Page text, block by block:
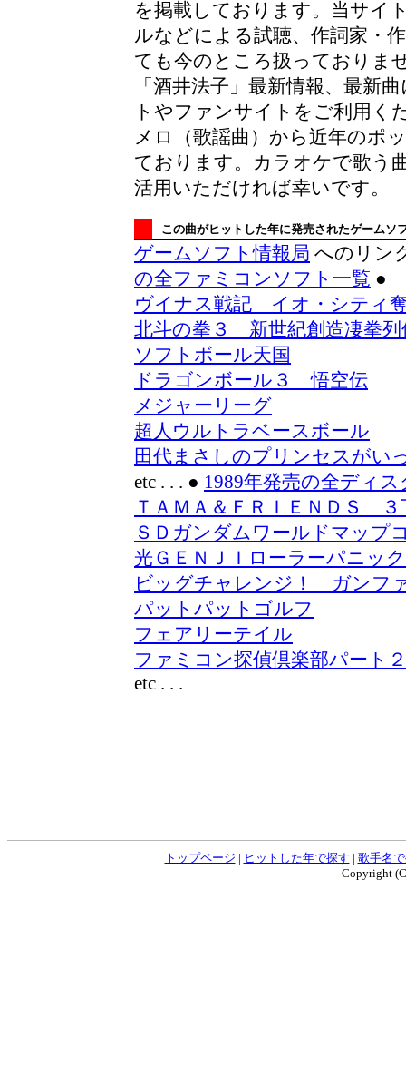
を掲載しております。当サイ
ルなどによる試聴、作詞家・
ても今のところ扱っておりま
「酒井法子」最新情報、最新
トやファンサイトをご利用く
メロ（歌謡曲）から近年のポ
ております。カラオケで歌う
活用いただければ幸いです。
この曲がヒットした年に発売されたゲームソ
ゲームソフト情報局 へのリン
の全ファミコンソフト一覧 ●
ヴイナス戦記 イオ・シティ
北斗の拳３ 新世紀創造凄拳列
ソフトボール天国
ドラゴンボール３ 悟空伝
メジャーリーグ
超人ウルトラベースボール
田代まさしのプリンセスがい
etc . . . ● 1989年発売の全ディ
ＴＡＭＡ＆ＦＲＩＥＮＤＳ ３
ＳＤガンダムワールドマップ
光ＧＥＮＪＩローラーパニック
ビッグチャレンジ！ ガンフ
パットパットゴルフ
フェアリーテイル
ファミコン探偵倶楽部パー
etc . . .
トップページ | ヒットした年で探す | 歌手名
Copyright